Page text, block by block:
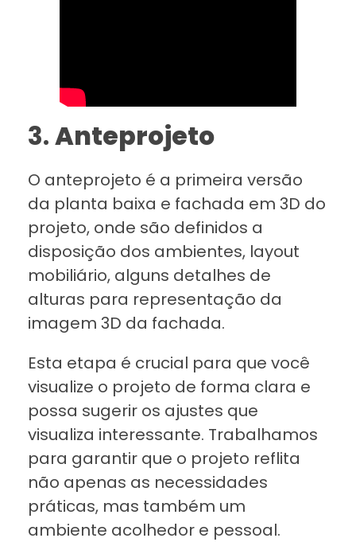
3.Anteprojeto
O anteprojeto é a primeira versão
da planta baixa e fachada em 3D do
projeto, onde são definidos a
disposição dos ambientes, layout
mobiliário, alguns detalhes de
alturas para representação da
imagem 3D da fachada.
Esta etapa é crucial para que você
visualize o projeto de forma clara e
possa sugerir os ajustes que
visualiza interessante. Trabalhamos
para garantir que o projeto reflita
não apenas as necessidades
práticas, mas também um
ambiente acolhedor e pessoal.